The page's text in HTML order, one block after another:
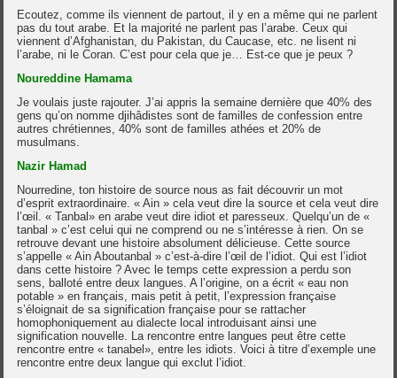
Ecoutez, comme ils viennent de partout, il y en a même qui ne parlent
pas du tout arabe. Et la majorité ne parlent pas l’arabe. Ceux qui
viennent d’Afghanistan, du Pakistan, du Caucase, etc. ne lisent ni
l’arabe, ni le Coran. C’est pour cela que je… Est-ce que je peux ?
Noureddine Hamama
Je voulais juste rajouter. J’ai appris la semaine dernière que 40% des
gens qu’on nomme djihâdistes sont de familles de confession entre
autres chrétiennes, 40% sont de familles athées et 20% de
musulmans.
Nazir Hamad
Nourredine, ton histoire de source nous as fait découvrir un mot
d’esprit extraordinaire. « Ain » cela veut dire la source et cela veut dire
l’œil. « Tanbal» en arabe veut dire idiot et paresseux. Quelqu’un de «
tanbal » c’est celui qui ne comprend ou ne s’intéresse à rien. On se
retrouve devant une histoire absolument délicieuse. Cette source
s’appelle « Ain Aboutanbal » c’est-à-dire l’œil de l’idiot. Qui est l’idiot
dans cette histoire ? Avec le temps cette expression a perdu son
sens, balloté entre deux langues. A l’origine, on a écrit « eau non
potable » en français, mais petit à petit, l’expression française
s’éloignait de sa signification française pour se rattacher
homophoniquement au dialecte local introduisant ainsi une
signification nouvelle. La rencontre entre langues peut être cette
rencontre entre « tanabel», entre les idiots. Voici à titre d’exemple une
rencontre entre deux langue qui exclut l’idiot.